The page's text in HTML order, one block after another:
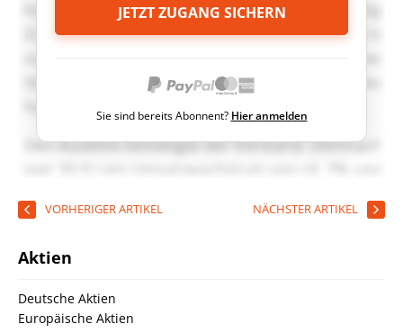
JETZT ZUGANG SICHERN
Sie sind bereits Abonnent? Hier anmelden
VORHERIGER ARTIKEL NÄCHSTER ARTIKEL
Aktien
Deutsche Aktien
Europäische Aktien